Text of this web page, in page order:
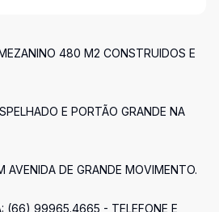
480 M2 CONSTRUIDOS E
E PORTÃO GRANDE NA
AVENIDA DE GRANDE MOVIMENTO.
(66) 99965.4665 - TELEFONE E